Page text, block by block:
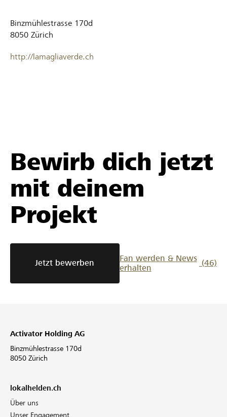
Binzmühlestrasse 170d
8050 Zürich
http://lamagliaverde.ch
Bewirb dich jetzt
mit deinem
Projekt
Jetzt bewerben
Fan werden & News
erhalten
(46)
Activator Holding AG
Binzmühlestrasse 170d
8050 Zürich
lokalhelden.ch
Über uns
Unser Engagement